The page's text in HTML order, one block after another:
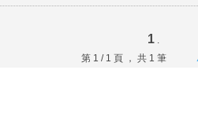
1 .
第 1 / 1 頁 ， 共 1 筆